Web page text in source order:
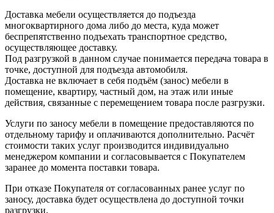
Доставка мебели осуществляется до подъезда
многоквартирного дома либо до места, куда может
беспрепятственно подъехать транспортное средство,
осуществляющее доставку.
Под разгрузкой в данном случае понимается передача товара в
точке, доступной для подъезда автомобиля.
Доставка не включает в себя подъём (занос) мебели в
помещение, квартиру, частный дом, на этаж или иные
действия, связанные с перемещением товара после разгрузки.
Услуги по заносу мебели в помещение предоставляются по
отдельному тарифу и оплачиваются дополнительно. Расчёт
стоимости таких услуг производится индивидуально
менеджером компании и согласовывается с Покупателем
заранее до момента поставки товара.
При отказе Покупателя от согласованных ранее услуг по
заносу, доставка будет осуществлена до доступной точки
разгрузки.